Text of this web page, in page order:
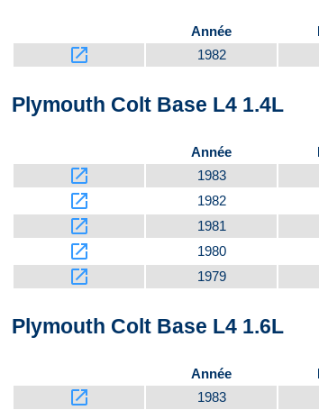
Année
launch 1982
Plymouth Colt Base L4 1.4L
Année
launch 1983
launch 1982
launch 1981
launch 1980
launch 1979
Plymouth Colt Base L4 1.6L
Année
launch 1983